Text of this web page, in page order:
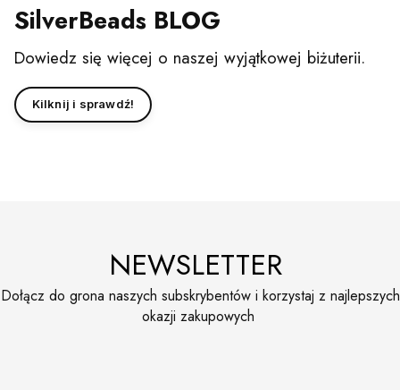
SilverBeads BLOG
Dowiedz się więcej o naszej wyjątkowej biżuterii.
Kilknij i sprawdź!
NEWSLETTER
Dołącz do grona naszych subskrybentów i korzystaj z najlepszych
okazji zakupowych